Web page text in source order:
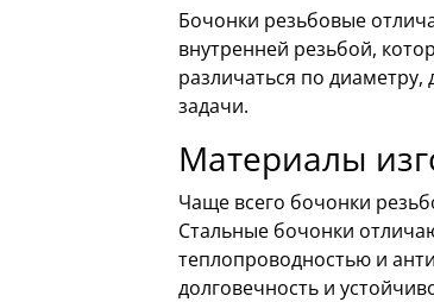
Бочонки резьбовые
внутренней резьбой,
различаться по
задачи.
Материалы
Чаще всего бочонки
Стальные бочонки
теплопроводностью и
долговечность и